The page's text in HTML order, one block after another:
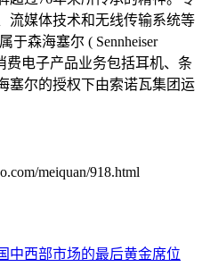
流媒体技术和无线传输系统等
于森海塞尔 ( Sennheiser
费电子产品业务包括耳机、条
塞尔的授权下由索诺瓦集团运
meiquan/918.html
中西部市场的最后黄金席位